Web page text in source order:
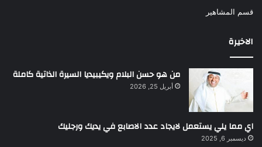
قسم المشاهير
الاخيرة
من هو حسن البلام ويكيبيديا السيرة الذاتية كاملة
أبريل 25, 2026
اي مما يلي يستعمل لايجاد عدد الاصابع في يديك ورجليك
ديسمبر 6, 2025